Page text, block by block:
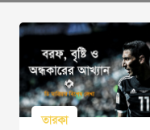
তারকা